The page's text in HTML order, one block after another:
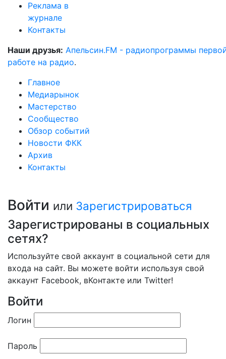
Реклама в
журнале
Контакты
Наши друзья: Апельсин.FM - радиопрограммы
работе на радио.
Главное
Медиарынок
Мастерство
Сообщество
Обзор событий
Новости ФКК
Архив
Контакты
Войти или Зарегистрироваться
Зарегистрированы в социальных
сетях?
Используйте свой аккаунт в социальной сети для
входа на сайт. Вы можете войти используя свой
аккаунт Facebook, вКонтакте или Twitter!
Войти
Логин
Пароль